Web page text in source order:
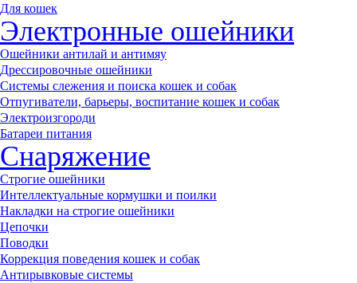
Для кошек
Электронные ошейники
Ошейники антилай и антимяу
Дрессировочные ошейники
Системы слежения и поиска кошек и собак
Отпугиватели, барьеры, воспитание кошек и собак
Электроизгороди
Батареи питания
Снаряжение
Строгие ошейники
Интеллектуальные кормушки и поилки
Накладки на строгие ошейники
Цепочки
Поводки
Коррекция поведения кошек и собак
Антирывковые системы